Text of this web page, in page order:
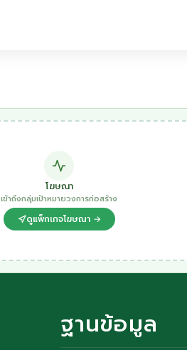
โฆษณา
เข้าถึงกลุ่มเป้าหมายวงการก่อสร้าง
ดูแพ็กเกจโฆษณา →
ฐานข้อมูล